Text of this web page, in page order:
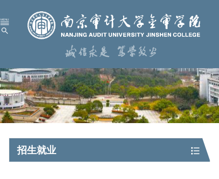
学校概况
机构设置
人才培养
科学研究
招生就业
招生就业